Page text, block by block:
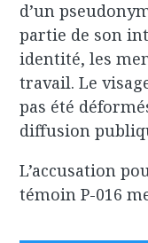
d’un
partie de son
identité, les
travail. Le
pas été
diffusion
L’accusation
témoin P-016